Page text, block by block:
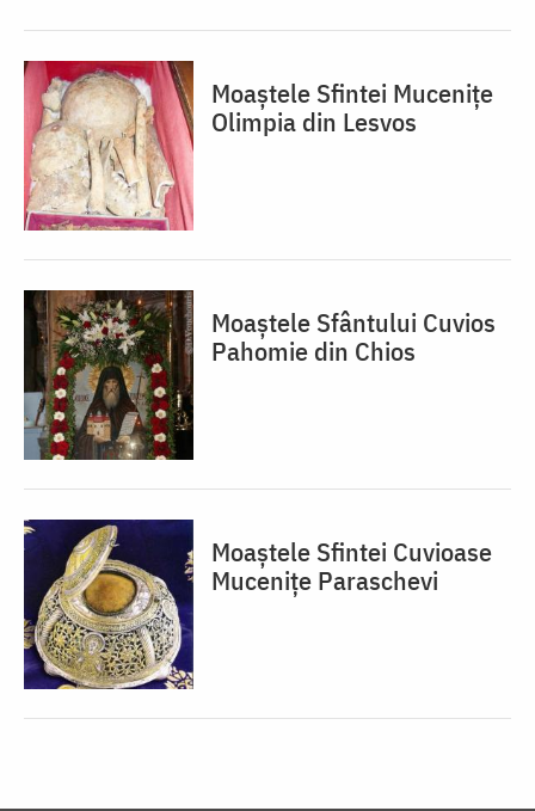
Moaștele Sfintei Mucenițe
Olimpia din Lesvos
Moaștele Sfântului Cuvios
Pahomie din Chios
Moaștele Sfintei Cuvioase
Mucenițe Paraschevi